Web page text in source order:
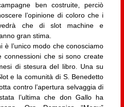
ben costruite, perciò
l’opinione di coloro che i
che di slot machine e
gran stima.
è l’unico modo che conosciamo
che si sono create
di stesura del libro. Una su
e la comunità di S. Benedetto
contro l’apertura selvaggia di
l’ultima che don Gallo ha